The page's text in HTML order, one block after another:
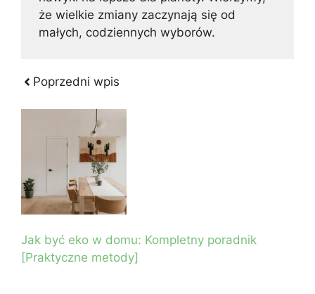
że wielkie zmiany zaczynają się od
małych, codziennych wyborów.
Poprzedni wpis
Jak być eko w domu: Kompletny poradnik
[Praktyczne metody]